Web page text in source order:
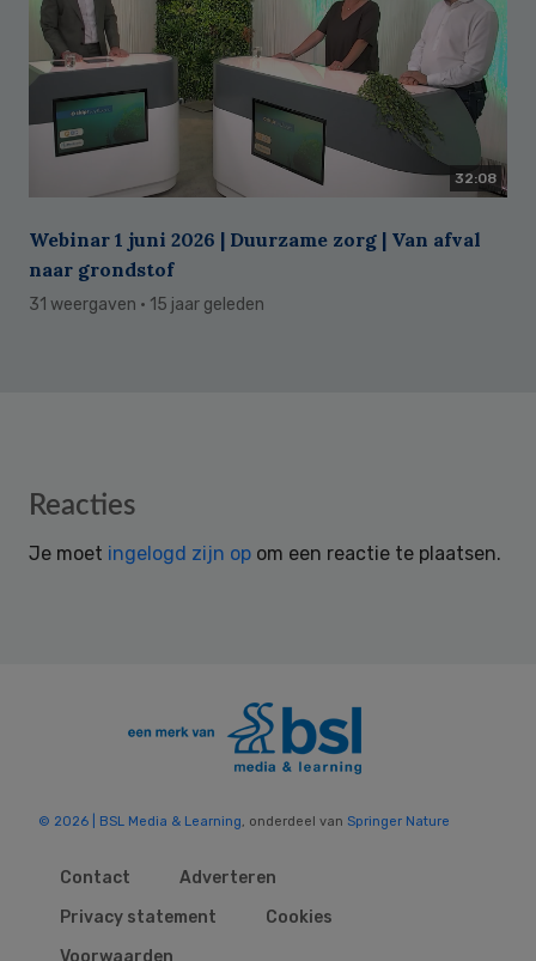
32:08
Webinar 1 juni 2026 | Duurzame zorg | Van afval
naar grondstof
31 weergaven · 15 jaar geleden
Reader
Reacties
Je moet ingelogd zijn op om een reactie te plaatsen.
© 2026 | BSL Media & Learning, onderdeel van Springer Nature
Contact
Adverteren
Privacy statement
Cookies
Voorwaarden